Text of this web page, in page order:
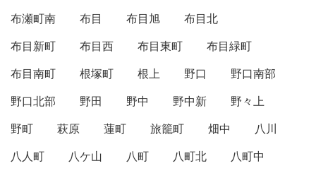
布瀬町南
布目 布目旭
布目北
布目新町
布目西 布目東町
布目緑町
布目南町
根塚町 根上 野口
野口南部
野口北部
野田 野中 野中新
野々上
野町
萩原 蓮町 旅籠町 畑中
八川
八人町
八ケ山 八町 八町北
八町中